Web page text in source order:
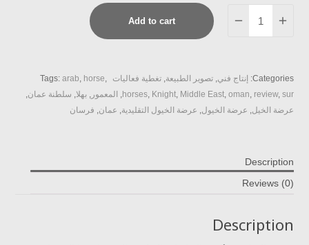
horses
2
quantity
Add to cart
Categories: إنتاج فني, تصوير الطبيعة, تغطية فعاليات Tags: arab, horse,
horses, Knight, Middle East, oman, review, sur
, المعمور , بهلا, سلطنة عمان,
عرضة الخيل, عرضة الخيول, عرضة الخيول التقليدية, عمان, فرسان
Description
Reviews (0)
Description